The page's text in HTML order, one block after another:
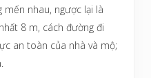
nhau, ngược lại là
8 m, cách đường đi
an toàn của nhà và mộ;